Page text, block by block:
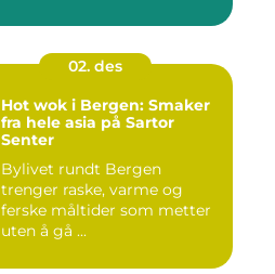
02. des
Hot wok i Bergen: Smaker
fra hele asia på Sartor
Senter
Bylivet rundt Bergen
trenger raske, varme og
ferske måltider som metter
uten å gå ...